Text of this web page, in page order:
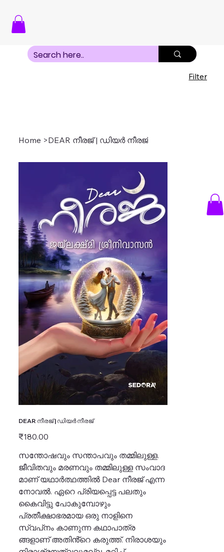
Home >DEAR നീരജ് | ഡിയർ നീരജ്
DEAR നീരജ് | ഡിയർ നീരജ്
Price
₹180.00
സന്തോഷവും സന്താപവും തമ്മിലുള്ള.
ജീവിതവും മരണവും തമ്മിലുള്ള സംവാദ
മാണ് യഥാർത്ഥത്തിൽ Dear നീരജ് എന്ന
നോവൽ. ഏറെ പ്രിയപ്പെട്ട പലതും
കൈവിട്ടു പോകുമ്പോഴും
പ്രതീക്ഷാഭരമായ ഒരു നാളിനെ
സ്വപ്‌നം കാണുന്ന കഥാപാത്ര
ങ്ങളാണ് അതിൻ്റെ കരുത്ത്. നിരാശയും
Filter